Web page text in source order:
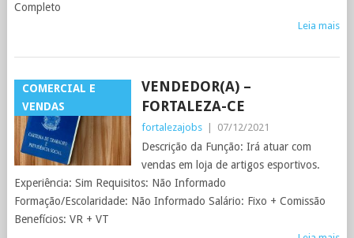
Completo
Leia mais
COMERCIAL E
VENDAS
VENDEDOR(A) –
FORTALEZA-CE
fortalezajobs 07/12/2021
Descrição da Função: Irá atuar com
vendas em loja de artigos esportivos.
Experiência: Sim Requisitos: Não Informado
Formação/Escolaridade: Não Informado Salário: Fixo + Comissão
Benefícios: VR + VT